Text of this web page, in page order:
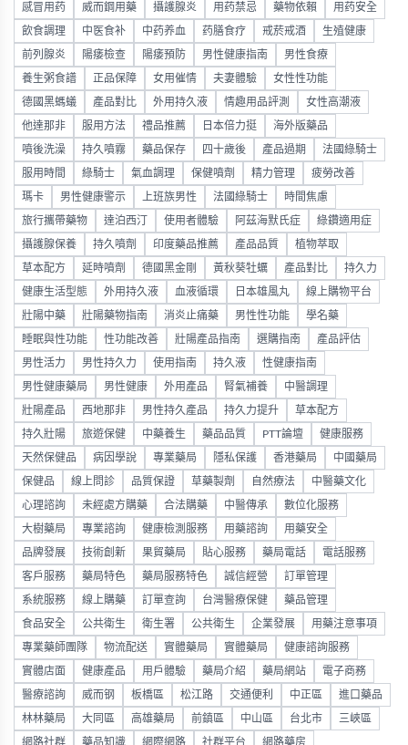
感冒用药 威而鋼用藥 攝護腺炎 用药禁忌 藥物依賴 用药安全
飲食調理 中医食补 中药养血 药膳食疗 戒菸戒酒 生殖健康
前列腺炎 陽痿檢查 陽痿預防 男性健康指南 男性食療
養生粥食譜 正品保障 女用催情 夫妻體驗 女性性功能
德國黑螞蟻 產品對比 外用持久液 情趣用品評測 女性高潮液
他達那非 服用方法 禮品推薦 日本倍力挺 海外版藥品
噴後洗澡 持久噴霧 藥品保存 四十歲後 產品過期 法國綠騎士
服用時間 綠騎士 氣血調理 保健噴劑 精力管理 疲勞改善
瑪卡 男性健康警示 上班族男性 法國綠騎士 時間焦慮
旅行攜帶藥物 達泊西汀 使用者體驗 阿茲海默氏症 綠鑽適用症
攝護腺保養 持久噴劑 印度藥品推薦 產品品質 植物萃取
草本配方 延時噴劑 德國黑金剛 黃秋葵牡蠣 產品對比 持久力
健康生活型態 外用持久液 血液循環 日本雄風丸 線上購物平台
壯陽中藥 壯陽藥物指南 消炎止痛藥 男性性功能 學名藥
睡眠與性功能 性功能改善 壯陽產品指南 選購指南 產品評估
男性活力 男性持久力 使用指南 持久液 性健康指南
男性健康藥局 男性健康 外用產品 腎氣補養 中醫調理
壯陽產品 西地那非 男性持久產品 持久力提升 草本配方
持久壯陽 旅遊保健 中藥養生 藥品品質 PTT論壇 健康服務
天然保健品 病因學說 專業藥局 隱私保護 香港藥局 中國藥局
保健品 線上問診 品質保證 草藥製劑 自然療法 中醫藥文化
心理諮詢 未經處方購藥 合法購藥 中醫傳承 數位化服務
大樹藥局 專業諮詢 健康檢測服務 用藥諮詢 用藥安全
品牌發展 技術創新 果貿藥局 貼心服務 藥局電話 電話服務
客戶服務 藥局特色 藥局服務特色 誠信經營 訂單管理
系統服務 線上購藥 訂單查詢 台灣醫療保健 藥品管理
食品安全 公共衛生 衛生署 公共衛生 企業發展 用藥注意事項
專業藥師團隊 物流配送 實體藥局 實體藥局 健康諮詢服務
實體店面 健康產品 用戶體驗 藥局介紹 藥局網站 電子商務
醫療諮詢 威而钢 板橋區 松江路 交通便利 中正區 進口藥品
林林藥局 大同區 高雄藥局 前鎮區 中山區 台北市 三峽區
網路社群 藥品知識 網際網路 社群平台 網路藥房